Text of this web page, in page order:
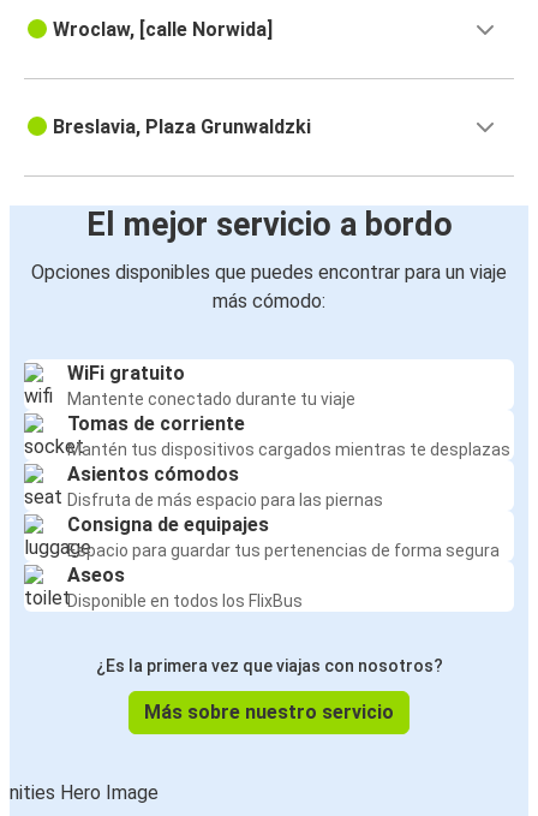
Wroclaw, [calle Norwida]
Breslavia, Plaza Grunwaldzki
El mejor servicio a bordo
Opciones disponibles que puedes encontrar para un viaje
más cómodo:
WiFi gratuito
Mantente conectado durante tu viaje
Tomas de corriente
Mantén tus dispositivos cargados mientras te desplazas
Asientos cómodos
Disfruta de más espacio para las piernas
Consigna de equipajes
Espacio para guardar tus pertenencias de forma segura
Aseos
Disponible en todos los FlixBus
¿Es la primera vez que viajas con nosotros?
Más sobre nuestro servicio